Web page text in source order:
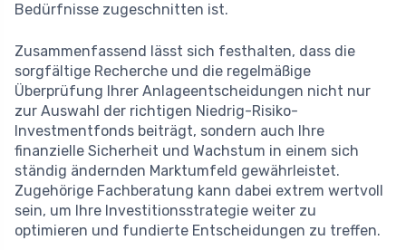
Bedürfnisse zugeschnitten ist.
Zusammenfassend lässt sich festhalten, dass die
sorgfältige Recherche und die regelmäßige
Überprüfung Ihrer Anlageentscheidungen nicht nur
zur Auswahl der richtigen Niedrig-Risiko-
Investmentfonds beiträgt, sondern auch Ihre
finanzielle Sicherheit und Wachstum in einem sich
ständig ändernden Marktumfeld gewährleistet.
Zugehörige Fachberatung kann dabei extrem wertvoll
sein, um Ihre Investitionsstrategie weiter zu
optimieren und fundierte Entscheidungen zu treffen.